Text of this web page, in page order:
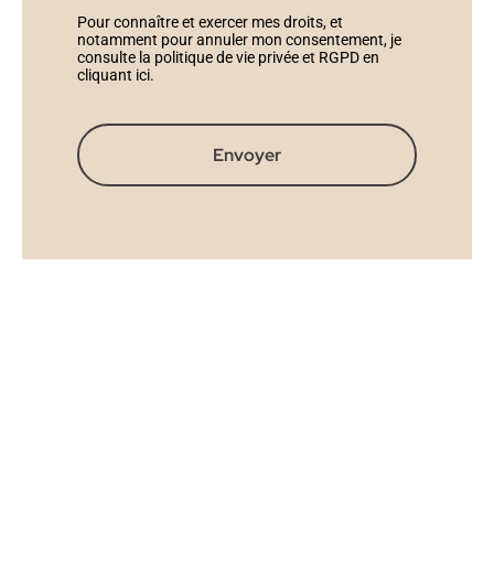
Pour connaître et exercer mes droits, et
notamment pour annuler mon consentement, je
consulte la politique de vie privée et RGPD en
cliquant ici.
Envoyer